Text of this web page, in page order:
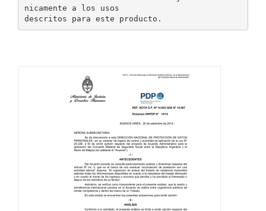
nicamente a los usos